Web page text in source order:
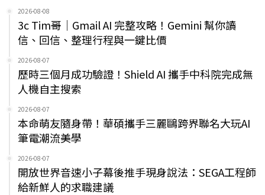
2026-08-08
3c Tim哥｜Gmail AI 完整攻略！Gemini 幫你讀
信、回信、整理行程與一鍵比價
2026-08-07
歷時三個月成功驗證！Shield AI 攜手中科院完成無
人機自主搜索
2026-08-07
本命萌友隨身帶！華碩攜手三麗鷗跨界聯名大玩AI
筆電潮流美學
2026-08-07
開放世界音速小子幕後推手現身說法：SEGA工程師
給新鮮人的求職建議